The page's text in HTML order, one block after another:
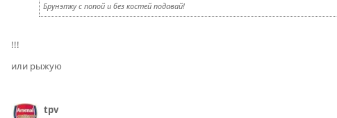
Брунэтку с попой и без костей подавай!
!!!
или рыжую
tpv